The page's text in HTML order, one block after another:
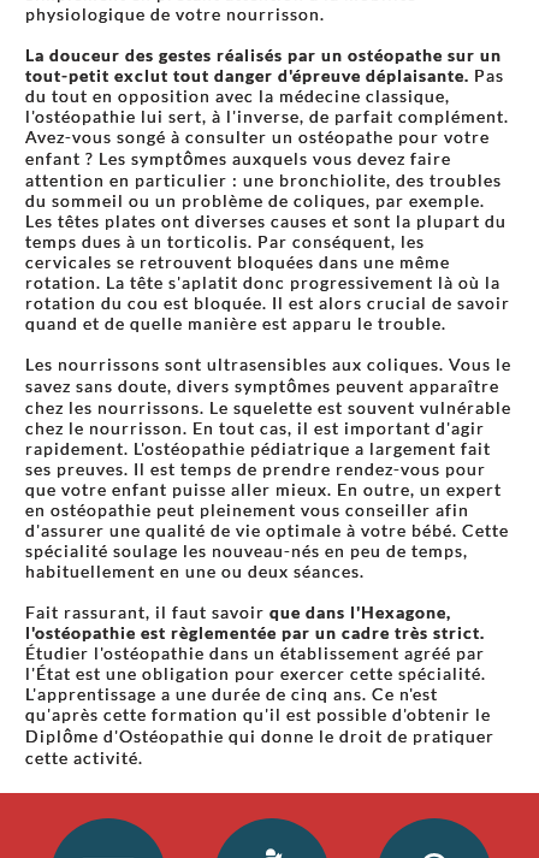
physiologique de votre nourrisson.
La douceur des gestes réalisés par un ostéopathe sur un
tout-petit exclut tout danger d'épreuve déplaisante. Pas
du tout en opposition avec la médecine classique,
l'ostéopathie lui sert, à l'inverse, de parfait complément.
Avez-vous songé à consulter un ostéopathe pour votre
enfant ? Les symptômes auxquels vous devez faire
attention en particulier : une bronchiolite, des troubles
du sommeil ou un problème de coliques, par exemple.
Les têtes plates ont diverses causes et sont la plupart du
temps dues à un torticolis. Par conséquent, les
cervicales se retrouvent bloquées dans une même
rotation. La tête s'aplatit donc progressivement là où la
rotation du cou est bloquée. Il est alors crucial de savoir
quand et de quelle manière est apparu le trouble.
Les nourrissons sont ultrasensibles aux coliques. Vous le
savez sans doute, divers symptômes peuvent apparaître
chez les nourrissons. Le squelette est souvent vulnérable
chez le nourrisson. En tout cas, il est important d'agir
rapidement. L'ostéopathie pédiatrique a largement fait
ses preuves. Il est temps de prendre rendez-vous pour
que votre enfant puisse aller mieux. En outre, un expert
en ostéopathie peut pleinement vous conseiller afin
d'assurer une qualité de vie optimale à votre bébé. Cette
spécialité soulage les nouveau-nés en peu de temps,
habituellement en une ou deux séances.
Fait rassurant, il faut savoir que dans l'Hexagone,
l'ostéopathie est règlementée par un cadre très strict.
Étudier l'ostéopathie dans un établissement agréé par
l'État est une obligation pour exercer cette spécialité.
L'apprentissage a une durée de cinq ans. Ce n'est
qu'après cette formation qu'il est possible d'obtenir le
Diplôme d'Ostéopathie qui donne le droit de pratiquer
cette activité.